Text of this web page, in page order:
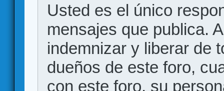
Usted es el único
mensajes que publica.
indemnizar y liberar de
dueños de este foro,
con este foro, su